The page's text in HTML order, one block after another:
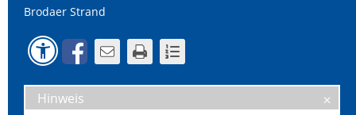
Brodaer Strand
Hinweis